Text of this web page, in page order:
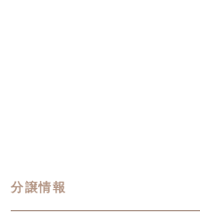
分譲情報